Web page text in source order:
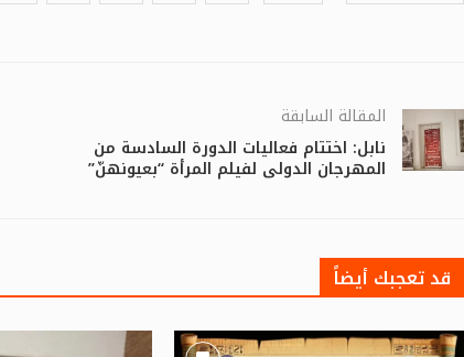
المقالة السابقة
نابل: اختتام فعاليات الدورة السادسة من
المهرجان الدولي لفيلم المرأة “بعيونهنّ”
قد تعجبك أيضاً